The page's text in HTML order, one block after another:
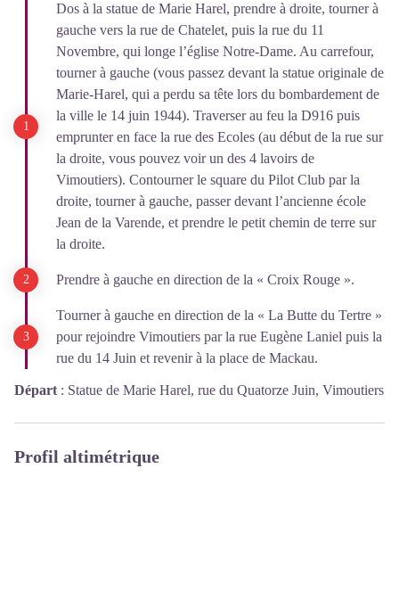
Dos à la statue de Marie Harel, prendre à droite, tourner à
gauche vers la rue de Chatelet, puis la rue du 11
Novembre, qui longe l’église Notre-Dame. Au carrefour,
tourner à gauche (vous passez devant la statue originale de
Marie-Harel, qui a perdu sa tête lors du bombardement de
la ville le 14 juin 1944). Traverser au feu la D916 puis
emprunter en face la rue des Ecoles (au début de la rue sur
la droite, vous pouvez voir un des 4 lavoirs de
Vimoutiers). Contourner le square du Pilot Club par la
droite, tourner à gauche, passer devant l’ancienne école
Jean de la Varende, et prendre le petit chemin de terre sur
la droite.
Prendre à gauche en direction de la « Croix Rouge ».
Tourner à gauche en direction de la « La Butte du Tertre »
pour rejoindre Vimoutiers par la rue Eugène Laniel puis la
rue du 14 Juin et revenir à la place de Mackau.
Départ : Statue de Marie Harel, rue du Quatorze Juin, Vimoutiers
Profil altimétrique